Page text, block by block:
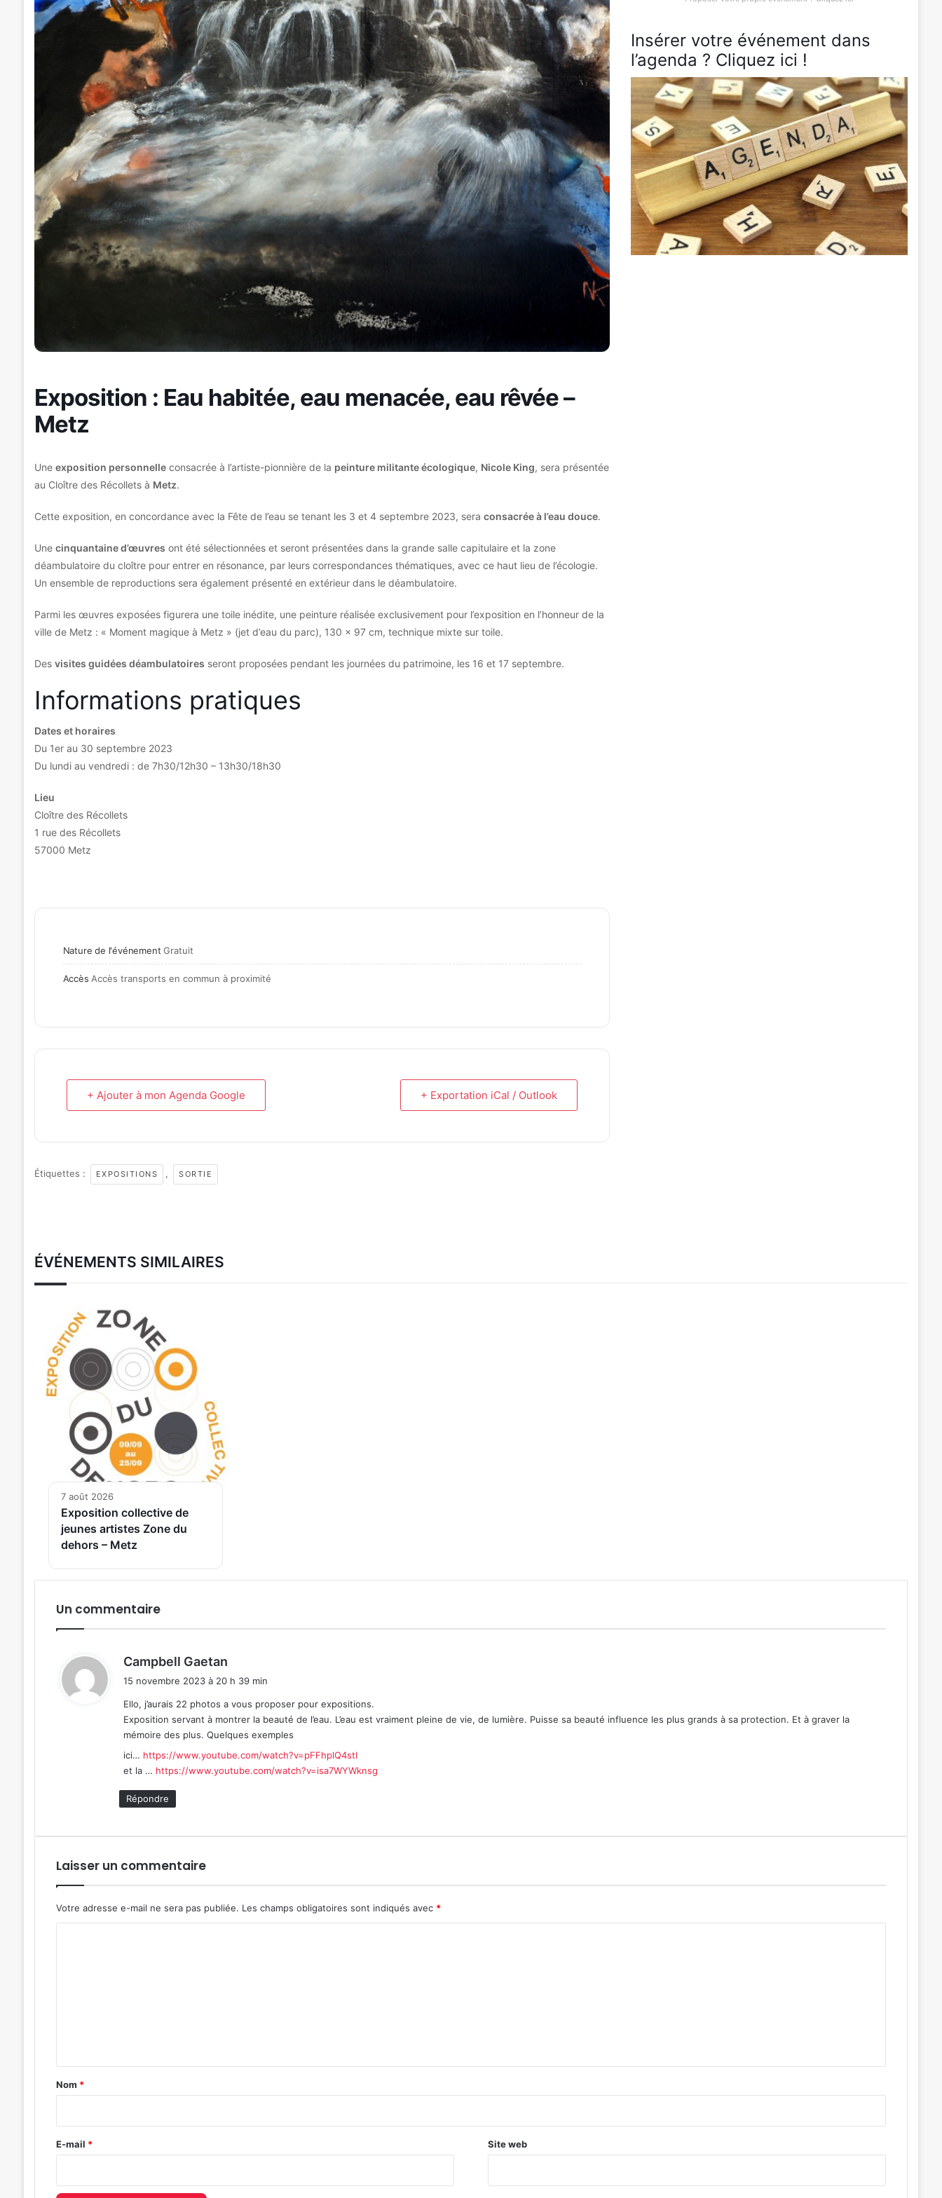
Exposition : Eau habitée, eau menacée, eau rêvée –
Metz
Une exposition personnelleconsacrée à l’artiste-pionnière de la peinture militante écologique, Nicole King, sera présentée
au Cloître des Récollets à Metz.
Cette exposition, en concordance avec la Fête de l’eau se tenant les 3 et 4 septembre 2023, sera consacrée à l’eau douce.
Une cinquantaine d’œuvres ont été sélectionnées et seront présentées dans la grande salle capitulaire et la zone
déambulatoire du cloître pour entrer en résonance, par leurs correspondances thématiques, avec ce haut lieu de l’écologie.
Un ensemble de reproductions sera également présenté en extérieur dans le déambulatoire.
Parmi les œuvres exposées figurera une toile inédite, une peinture réalisée exclusivement pour l’exposition en l’honneur de la
ville de Metz : « Moment magique à Metz » (jet d’eau du parc), 130 x 97 cm, technique mixte sur toile.
Des visites guidées déambulatoires seront proposées pendant les journées du patrimoine, les 16 et 17 septembre.
Informations pratiques
Dates et horaires
Du 1er au 30 septembre 2023
Du lundi au vendredi : de 7h30/12h30 – 13h30/18h30
Lieu
Cloître des Récollets
1 rue des Récollets
57000 Metz
Nature de l'événementGratuit
Accès Accès transports en commun à proximité
+ Ajouter à mon Agenda Google + Exportation iCal / Outlook
Étiquettes : EXPOSITIONS , SORTIE
Insérer votre événement dans
l’agenda ? Cliquez ici !
ÉVÉNEMENTS SIMILAIRES
7 août 2026
Exposition collective de
jeunes artistes Zone du
dehors – Metz
Un commentaire
Campbell Gaetan
:
15 novembre 2023 à 20 h 39 min
Ello, j’aurais 22 photos a vous proposer pour expositions.
Exposition servant à montrer la beauté de l’eau. L’eau est vraiment pleine de vie, de lumière. Puisse sa beauté influence les plus grands à sa protection. Et à graver la
mémoire des plus. Quelques exemples
ici… https://www.youtube.com/watch?v=pFFhplQ4stI
et la … https://www.youtube.com/watch?v=isa7WYWknsg
Répondre
Laisser un commentaire
Votre adresse e-mail ne sera pas publiée. Les champs obligatoires sont indiqués avec *
a
e
Nom *
E-mail * Site web